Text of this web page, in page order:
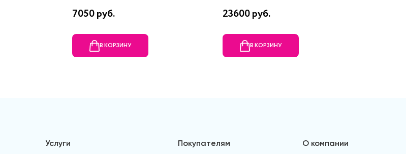
7050 руб.
В КОРЗИНУ
23600 руб.
В КОРЗИНУ
Услуги Покупателям О компании